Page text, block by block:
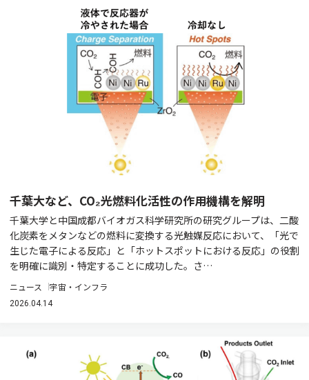
千葉大など、CO₂光燃料化活性の作用機構を解明
千葉大学と中国成都バイオガス科学研究所の研究グループは、二酸
化炭素をメタンなどの燃料に変換する光触媒反応において、「光で
生じた電子による反応」と「ホットスポットにおける反応」の役割
を明確に識別・特定することに成功した。さ…
ニュース 宇宙・インフラ
2026.04.14